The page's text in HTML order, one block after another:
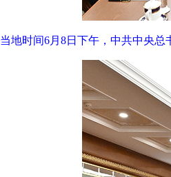
当地时间6月8日下午，中共中央